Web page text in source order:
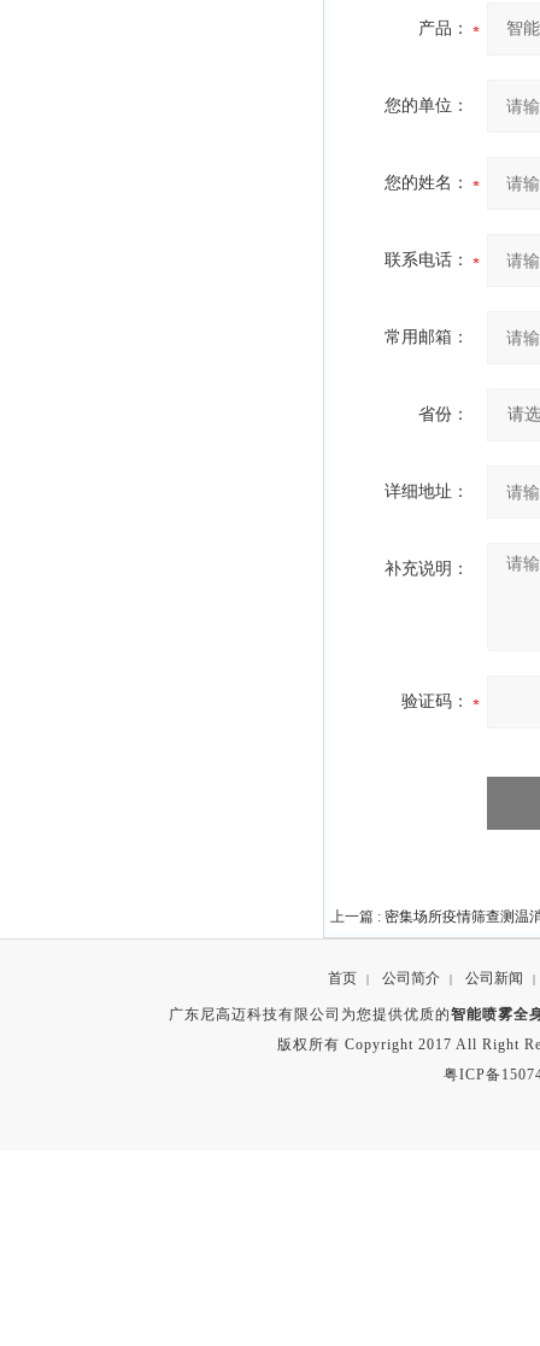
产品：
您的单位：
您的姓名：
联系电话：
常用邮箱：
省份：
详细地址：
补充说明：
验证码：
上一篇 : 密集场所疫情筛查测温
首页 | 公司简介 | 公司新闻 |
广东尼高迈科技有限公司为您提供优质的智能喷雾全
版权所有 Copyright 2017 All Right
粤ICP备